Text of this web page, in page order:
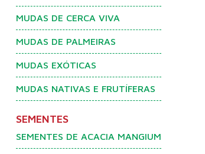
MUDAS DE CERCA VIVA
MUDAS DE PALMEIRAS
MUDAS EXÓTICAS
MUDAS NATIVAS E FRUTÍFERAS
SEMENTES
SEMENTES DE ACACIA MANGIUM